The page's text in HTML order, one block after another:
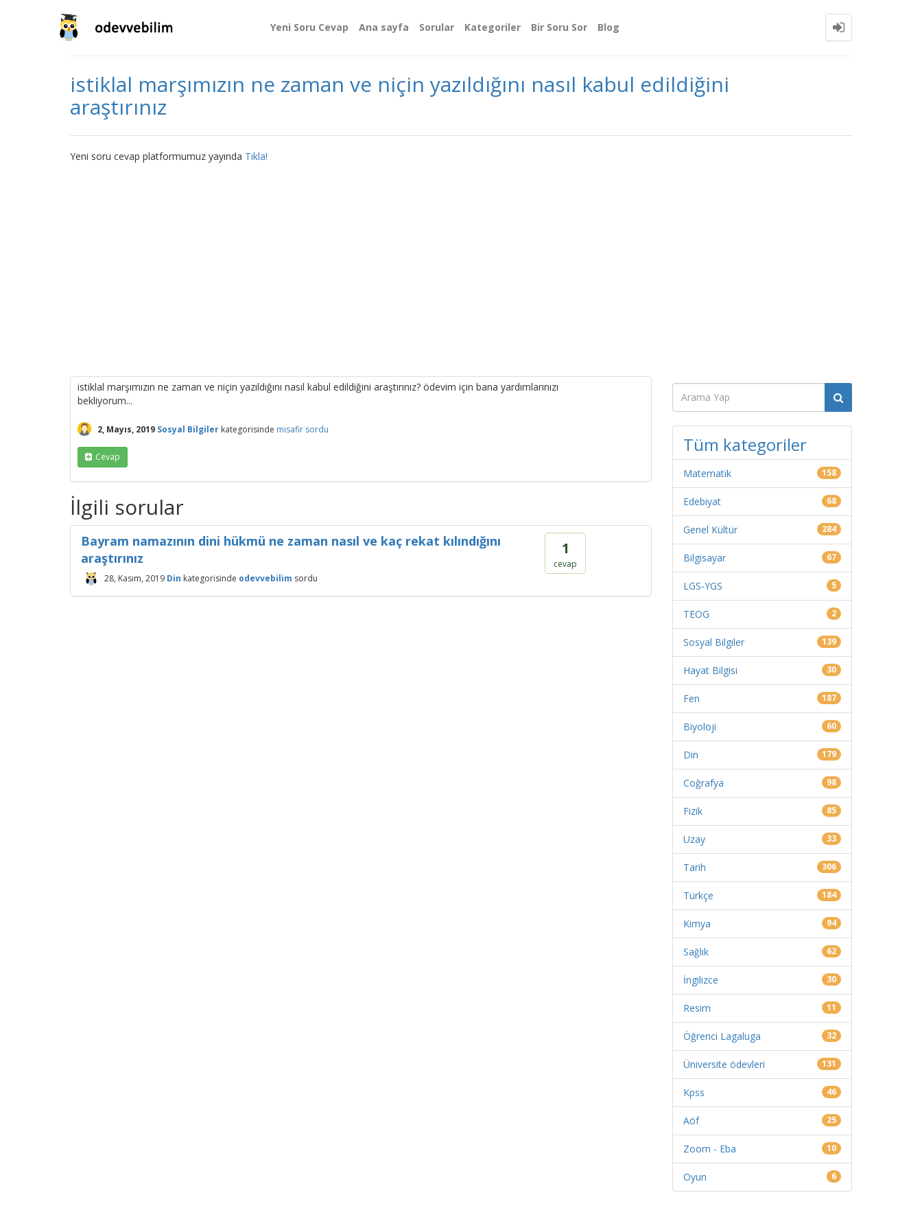
Yeni Soru Cevap Ana sayfa Sorular Kategoriler Bir Soru Sor Blog
istiklal marşımızın ne zaman ve niçin yazıldığını nasıl kabul edildiğini
araştırınız
Yeni soru cevap platformumuz yayında Tıkla!
istiklal marşımızın ne zaman ve niçin yazıldığını nasıl kabul edildiğini araştırınız? ödevim için bana yardımlarınızı
bekliyorum...
2, Mayıs, 2019 Sosyal Bilgiler kategorisinde misafir sordu
Cevap
İlgili sorular
1
cevap
Bayram namazının dini hükmü ne zaman nasıl ve kaç rekat kılındığını
araştırınız
28, Kasım, 2019 Din kategorisinde odevvebilim sordu
Tüm kategoriler
Matematik 158
Edebiyat 68
Genel Kültür 284
Bilgisayar 67
LGS-YGS 5
TEOG 2
Sosyal Bilgiler 139
Hayat Bilgisi 30
Fen 187
Biyoloji 60
Din 179
Coğrafya 98
Fizik 85
Uzay 33
Tarih 306
Türkçe 184
Kimya 94
Sağlık 62
İngilizce 30
Resim 11
Öğrenci Lagaluga 32
Üniversite ödevleri 131
Kpss 46
Aöf 25
Zoom - Eba 10
Oyun 6